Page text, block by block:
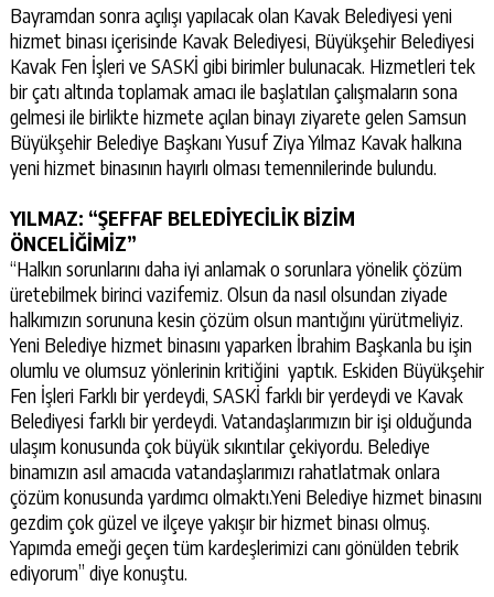
Bayramdan sonra açılışı yapılacak olan Kavak Belediyesi yeni
hizmet binası içerisinde Kavak Belediyesi, Büyükşehir Belediyesi
Kavak Fen İşleri ve SASKİ gibi birimler bulunacak. Hizmetleri tek
bir çatı altında toplamak amacı ile başlatılan çalışmaların sona
gelmesi ile birlikte hizmete açılan binayı ziyarete gelen Samsun
Büyükşehir Belediye Başkanı Yusuf Ziya Yılmaz Kavak halkına
yeni hizmet binasının hayırlı olması temennilerinde bulundu.
YILMAZ: “ŞEFFAF BELEDİYECİLİK BİZİM
ÖNCELİĞİMİZ”
“Halkın sorunlarını daha iyi anlamak o sorunlara yönelik çözüm
üretebilmek birinci vazifemiz. Olsun da nasıl olsundan ziyade
halkımızın sorununa kesin çözüm olsun mantığını yürütmeliyiz.
Yeni Belediye hizmet binasını yaparken İbrahim Başkanla bu işin
olumlu ve olumsuz yönlerinin kritiğini yaptık. Eskiden Büyükşehir
Fen İşleri Farklı bir yerdeydi, SASKİ farklı bir yerdeydi ve Kavak
Belediyesi farklı bir yerdeydi. Vatandaşlarımızın bir işi olduğunda
ulaşım konusunda çok büyük sıkıntılar çekiyordu. Belediye
binamızın asıl amacıda vatandaşlarımızı rahatlatmak onlara
çözüm konusunda yardımcı olmaktı.Yeni Belediye hizmet binasını
gezdim çok güzel ve ilçeye yakışır bir hizmet binası olmuş.
Yapımda emeği geçen tüm kardeşlerimizi canı gönülden tebrik
ediyorum” diye konuştu.